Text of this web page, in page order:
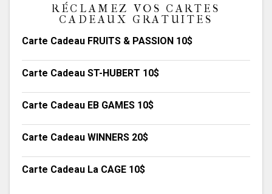
RÉCLAMEZ VOS CARTES
CADEAUX GRATUITES
Carte Cadeau FRUITS & PASSION 10$
Carte Cadeau ST-HUBERT 10$
Carte Cadeau EB GAMES 10$
Carte Cadeau WINNERS 20$
Carte Cadeau La CAGE 10$